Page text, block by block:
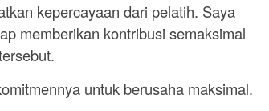
kepercayaan dari pelatih. Saya
memberikan kontribusi semaksimal
untuk berusaha maksimal.